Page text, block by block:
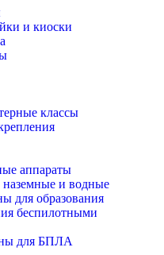
и киоски
классы
аппараты
и водные
для образования
беспилотными
для БПЛА